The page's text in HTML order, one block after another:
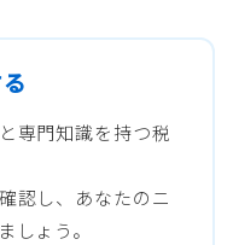
専門知識を持つ税
認し、あなたのニ
しょう。